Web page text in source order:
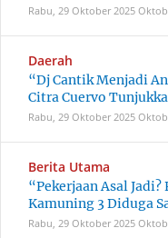
Rabu, 29 Oktober 2025
Daerah
“Dj Cantik Menjadi
Citra Cuervo
Rabu, 29 Oktober 2025
Berita Utama
“Pekerjaan Asal
Kamuning 3 Diduga
Rabu, 29 Oktober 2025